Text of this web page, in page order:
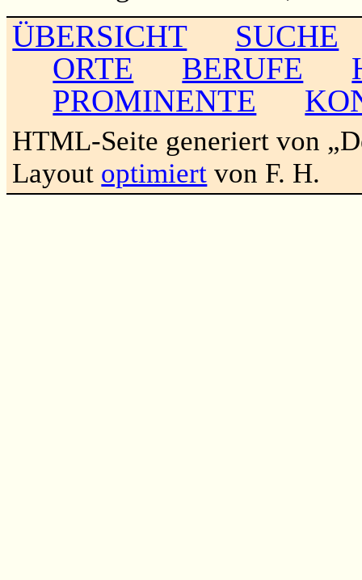
ÜBERSICHT
SUCHE
ORTE
BERUFE
PROMINENTE
HTML-Seite generiert von
Layout optimiert von F. H.